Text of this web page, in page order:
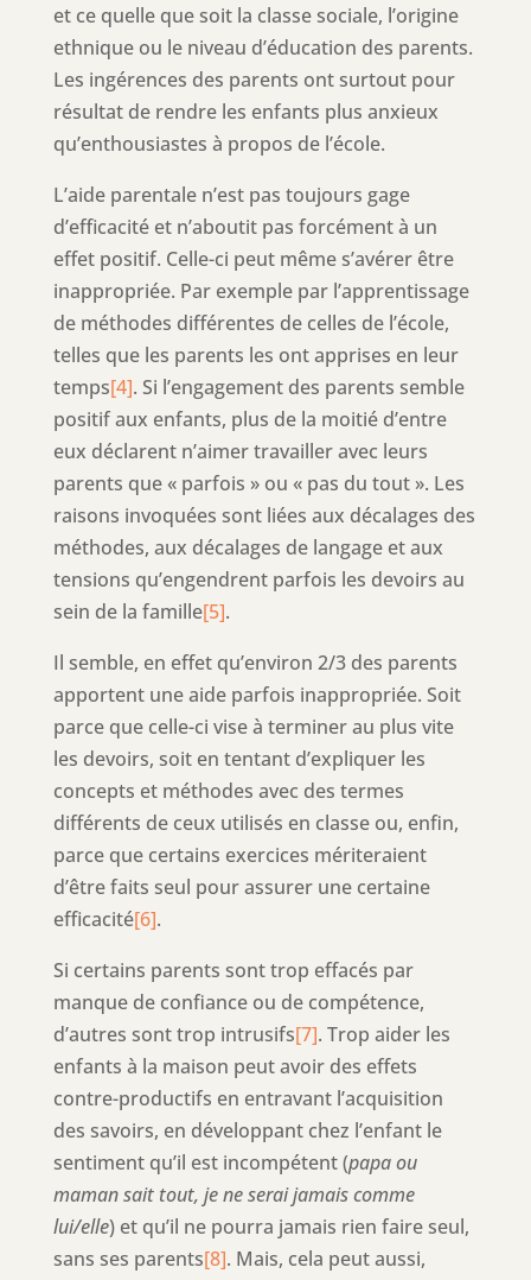
et ce quelle que soit la classe sociale, l’origine
ethnique ou le niveau d’éducation des parents.
Les ingérences des parents ont surtout pour
résultat de rendre les enfants plus anxieux
qu’enthousiastes à propos de l’école.
L’aide parentale n’est pas toujours gage
d’efficacité et n’aboutit pas forcément à un
effet positif. Celle-ci peut même s’avérer être
inappropriée. Par exemple par l’apprentissage
de méthodes différentes de celles de l’école,
telles que les parents les ont apprises en leur
temps[4]. Si l’engagement des parents semble
positif aux enfants, plus de la moitié d’entre
eux déclarent n’aimer travailler avec leurs
parents que « parfois » ou « pas du tout ». Les
raisons invoquées sont liées aux décalages des
méthodes, aux décalages de langage et aux
tensions qu’engendrent parfois les devoirs au
sein de la famille[5].
Il semble, en effet qu’environ 2/3 des parents
apportent une aide parfois inappropriée. Soit
parce que celle-ci vise à terminer au plus vite
les devoirs, soit en tentant d’expliquer les
concepts et méthodes avec des termes
différents de ceux utilisés en classe ou, enfin,
parce que certains exercices mériteraient
d’être faits seul pour assurer une certaine
efficacité[6].
Si certains parents sont trop effacés par
manque de confiance ou de compétence,
d’autres sont trop intrusifs[7]. Trop aider les
enfants à la maison peut avoir des effets
contre-productifs en entravant l’acquisition
des savoirs, en développant chez l’enfant le
sentiment qu’il est incompétent (papa ou
maman sait tout, je ne serai jamais comme
lui/elle) et qu’il ne pourra jamais rien faire seul,
sans ses parents[8]. Mais, cela peut aussi,